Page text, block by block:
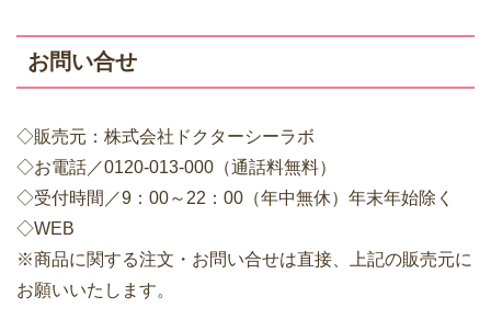
お問い合せ
◇販売元：株式会社ドクターシーラボ
◇お電話／0120-013-000（通話料無料）
◇受付時間／9：00～22：00（年中無休）年末年始除く
◇WEB
※商品に関する注文・お問い合せは直接、上記の販売元に
お願いいたします。